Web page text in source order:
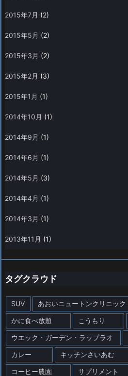
2015年7月 (2)
2015年5月 (2)
2015年3月 (2)
2015年2月 (3)
2015年1月 (1)
2014年10月 (1)
2014年9月 (1)
2014年6月 (1)
2014年5月 (3)
2014年4月 (1)
2014年3月 (1)
2013年11月 (1)
タグクラウド
SUV あおいニュートンクリニック
かに食べ放題 こうもり
ウエック・ガーデン・ラップラオ
カレー キッチンさいあむ
コーヒー農園 サプリメント